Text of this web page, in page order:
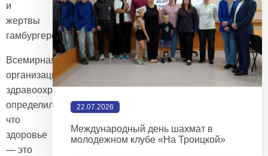
и
жертвы
гамбургеров»
Всемирная
организация
здравоохранения
определила,
что
здоровье
— это
22.07.2026
Международный день шахмат в
молодежном клубе «На Троицкой»